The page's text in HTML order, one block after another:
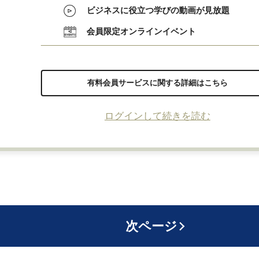
ビジネスに役立つ学びの動画が見放題
会員限定オンラインイベント
有料会員サービスに関する詳細はこちら
ログインして続きを読む
次ページ